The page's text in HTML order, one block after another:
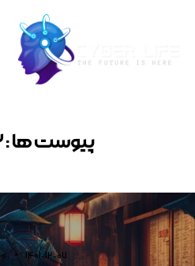
پیوست ها : bg_12
1401-12-07
0